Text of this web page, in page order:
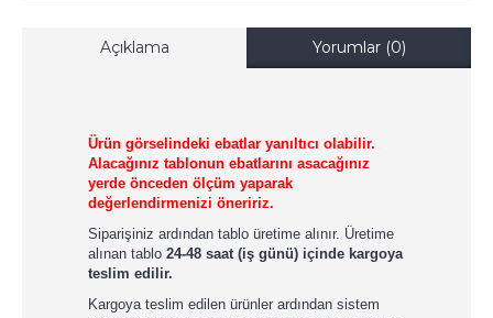
Açıklama Yorumlar (0)
Ürün görselindeki ebatlar yanıltıcı olabilir.
Alacağınız tablonun ebatlarını asacağınız
yerde önceden ölçüm yaparak
değerlendirmenizi öneririz.
Siparişiniz ardından tablo üretime alınır. Üretime
alınan tablo 24-48 saat (iş günü) içinde kargoya
teslim edilir.
Kargoya teslim edilen ürünler ardından sistem